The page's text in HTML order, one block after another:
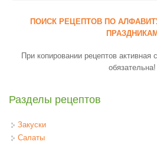
ПОИСК РЕЦЕПТОВ ПО
ПРАЗДНИКАМ
При копировании рецептов активная
обязательна!
Разделы рецептов
Закуски
Салаты